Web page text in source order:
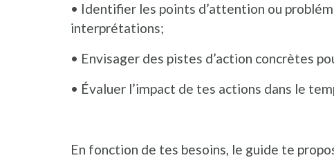
• Identifier les points d’attention ou
interprétations;
• Envisager des pistes d’action concrètes
• Évaluer l’impact de tes actions dans le
En fonction de tes besoins, le guide te